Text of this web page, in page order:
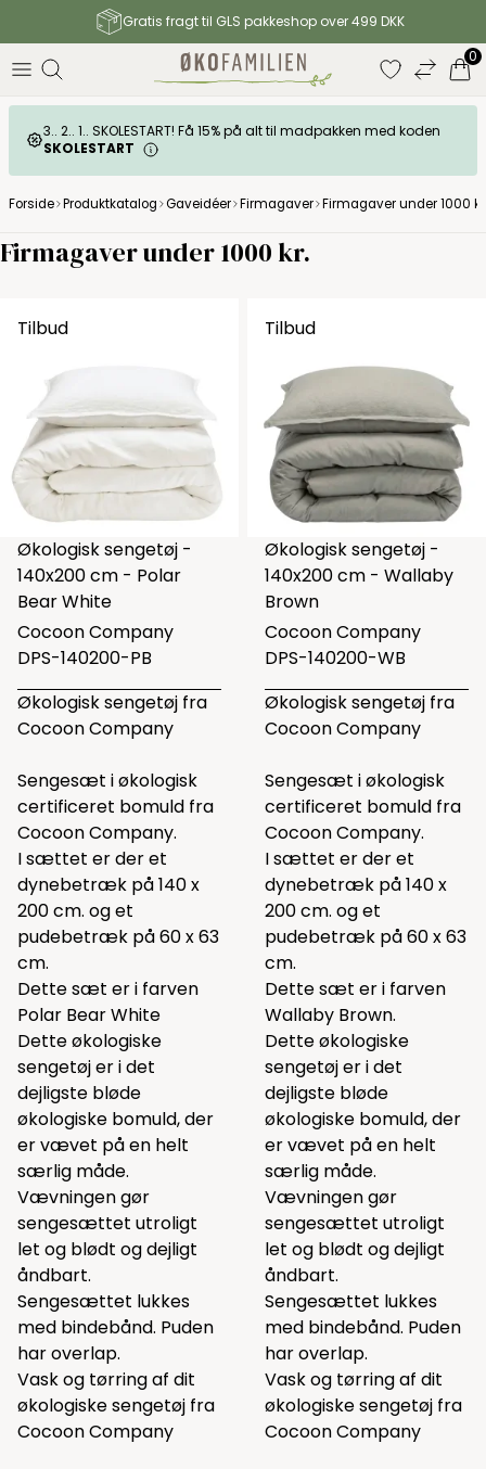
Gratis fragt til GLS pakkeshop over 499 DKK
0
3.. 2.. 1.. SKOLESTART! Få 15% på alt til madpakken med koden
SKOLESTART
Forside Produktkatalog Gaveidéer Firmagaver Firmagaver under 1000 kr.
Firmagaver under 1000 kr.
Tilbud
Økologisk sengetøj -
140x200 cm - Polar
Bear White
Cocoon Company
DPS-140200-PB
Økologisk sengetøj fra
Cocoon Company
Sengesæt i økologisk
certificeret bomuld fra
Cocoon Company.
I sættet er der et
dynebetræk på 140 x
200 cm. og et
pudebetræk på 60 x 63
cm.
Dette sæt er i farven
Polar Bear White
Dette økologiske
sengetøj er i det
dejligste bløde
økologiske bomuld, der
er vævet på en helt
særlig måde.
Vævningen gør
sengesættet utroligt
let og blødt og dejligt
åndbart.
Sengesættet lukkes
med bindebånd. Puden
har overlap.
Vask og tørring af dit
økologiske sengetøj fra
Cocoon Company
Tilbud
Økologisk sengetøj -
140x200 cm - Wallaby
Brown
Cocoon Company
DPS-140200-WB
Økologisk sengetøj fra
Cocoon Company
Sengesæt i økologisk
certificeret bomuld fra
Cocoon Company.
I sættet er der et
dynebetræk på 140 x
200 cm. og et
pudebetræk på 60 x 63
cm.
Dette sæt er i farven
Wallaby Brown.
Dette økologiske
sengetøj er i det
dejligste bløde
økologiske bomuld, der
er vævet på en helt
særlig måde.
Vævningen gør
sengesættet utroligt
let og blødt og dejligt
åndbart.
Sengesættet lukkes
med bindebånd. Puden
har overlap.
Vask og tørring af dit
økologiske sengetøj fra
Cocoon Company